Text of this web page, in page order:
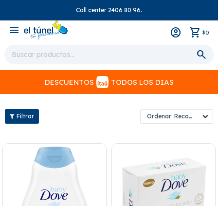
Call center 2406 80 96.
menu $0
DESCUENTOS TODOS LOS DIAS
Recomendados
close